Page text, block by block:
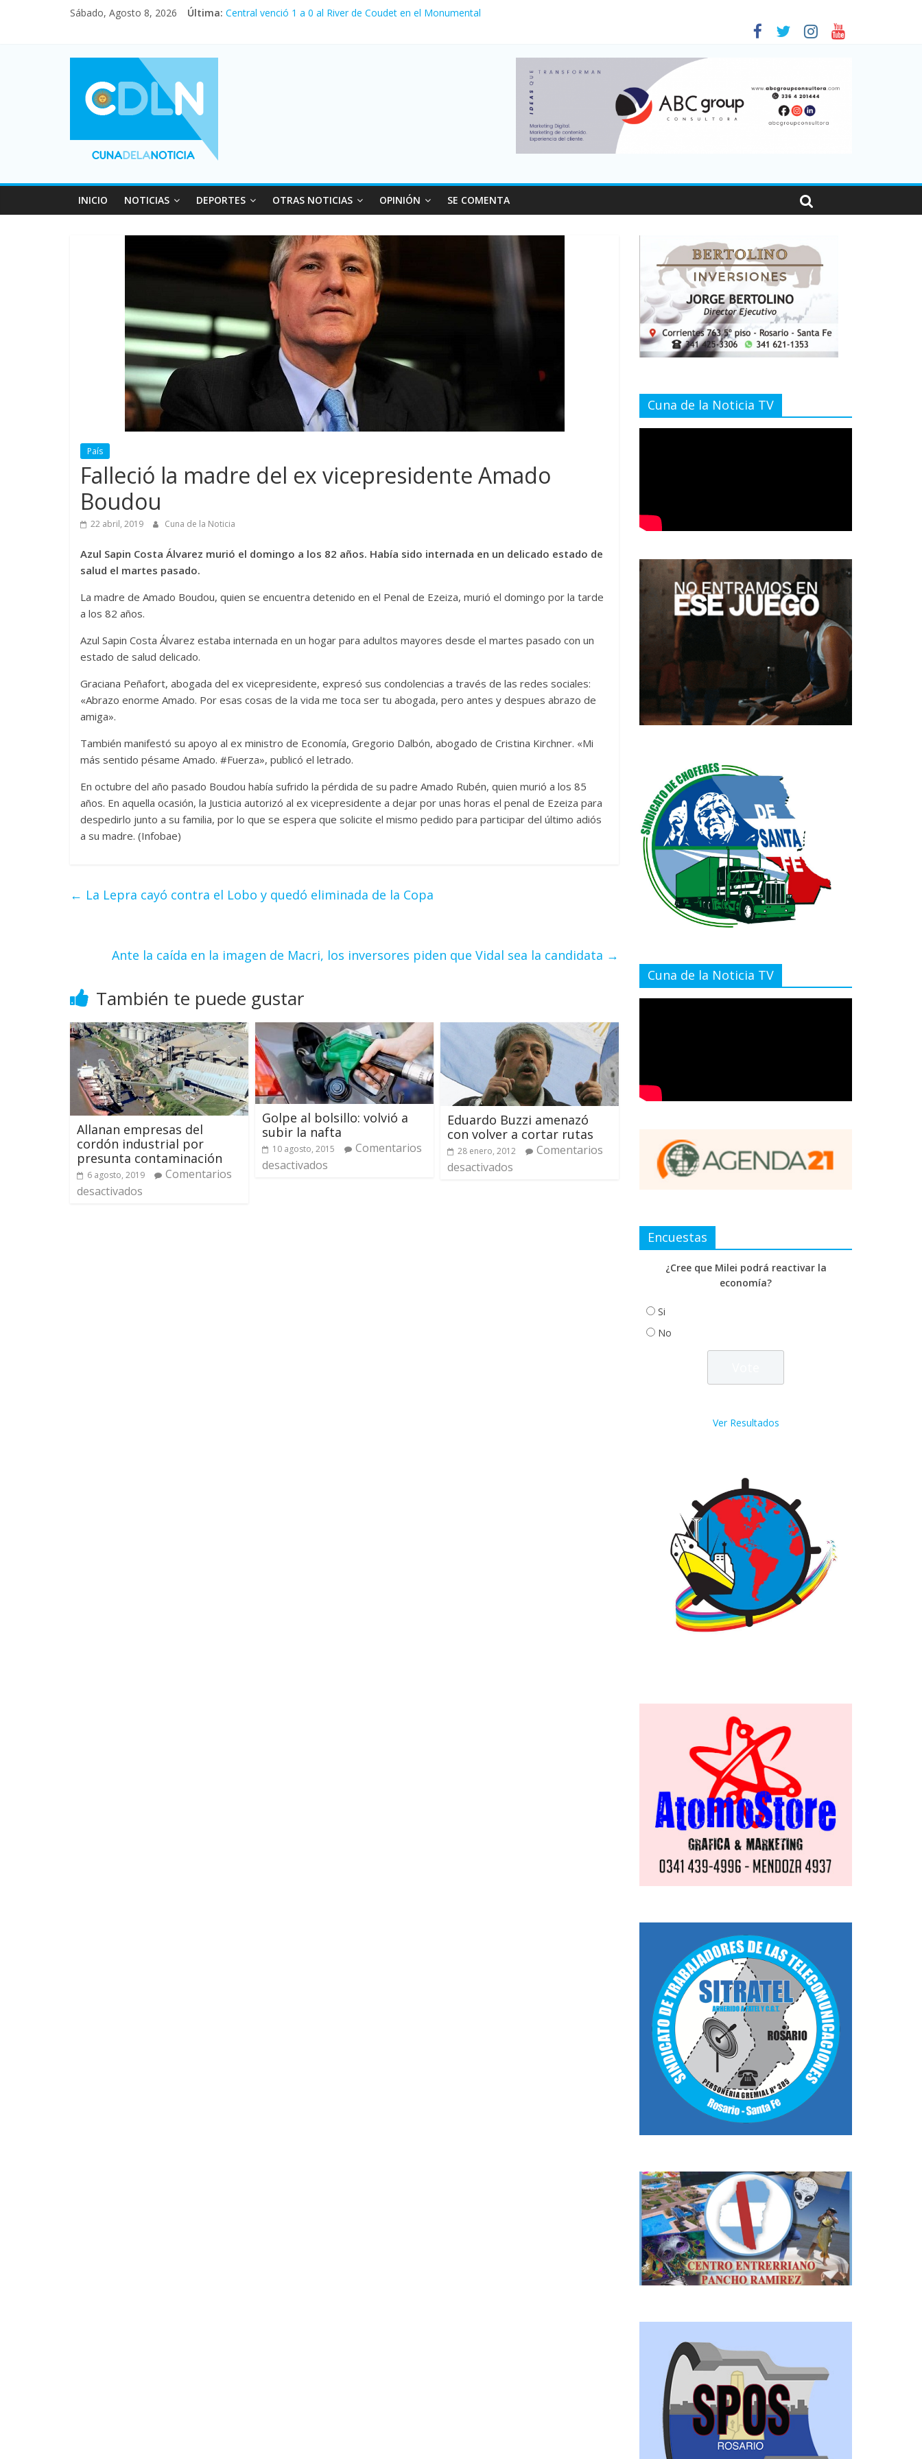
Sábado, Agosto 8, 2026 Última: Central venció 1 a 0 al River de Coudet en el Monumental
Vacaciones de invierno con más movimiento y consumo turístico: 4,6 millones de personas viajaron por el país, un 5,9% más que en 2025
Fuerte caída de la venta de autos usados en julio: bajó un 12,6% interanual
INICIO NOTICIAS DEPORTES OTRAS NOTICIAS OPINIÓN SE COMENTA
País
Falleció la madre del ex vicepresidente Amado
Boudou
22 abril, 2019 Cuna de la Noticia
Azul Sapin Costa Álvarez murió el domingo a los 82 años. Había sido internada en un delicado estado de
salud el martes pasado.
La madre de Amado Boudou, quien se encuentra detenido en el Penal de Ezeiza, murió el domingo por la tarde
a los 82 años.
Azul Sapin Costa Álvarez estaba internada en un hogar para adultos mayores desde el martes pasado con un
estado de salud delicado.
Graciana Peñafort, abogada del ex vicepresidente, expresó sus condolencias a través de las redes sociales:
«Abrazo enorme Amado. Por esas cosas de la vida me toca ser tu abogada, pero antes y despues abrazo de
amiga».
También manifestó su apoyo al ex ministro de Economía, Gregorio Dalbón, abogado de Cristina Kirchner. «Mi
más sentido pésame Amado. #Fuerza», publicó el letrado.
En octubre del año pasado Boudou había sufrido la pérdida de su padre Amado Rubén, quien murió a los 85
años. En aquella ocasión, la Justicia autorizó al ex vicepresidente a dejar por unas horas el penal de Ezeiza para
despedirlo junto a su familia, por lo que se espera que solicite el mismo pedido para participar del último adiós
a su madre. (Infobae)
← La Lepra cayó contra el Lobo y quedó eliminada de la Copa
Ante la caída en la imagen de Macri, los inversores piden que Vidal sea la candidata →
También te puede gustar
Allanan empresas del
cordón industrial por
presunta contaminación
6 agosto, 2019
Comentarios
desactivados
Golpe al bolsillo: volvió a
subir la nafta
10 agosto, 2015
Comentarios
desactivados
Eduardo Buzzi amenazó
con volver a cortar rutas
28 enero, 2012
Comentarios
desactivados
Cuna de la Noticia TV
Cuna de la Noticia TV
Encuestas
¿Cree que Milei podrá reactivar la
economía?
Si
No
Ver Resultados